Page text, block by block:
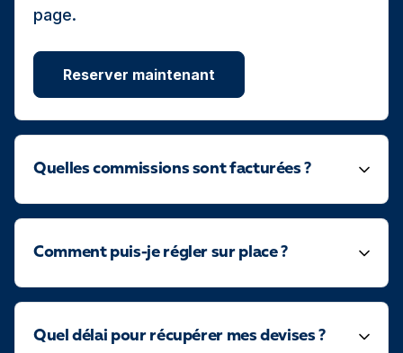
page.
Reserver maintenant
Quelles commissions sont facturées ?
Comment puis-je régler sur place ?
Quel délai pour récupérer mes devises ?